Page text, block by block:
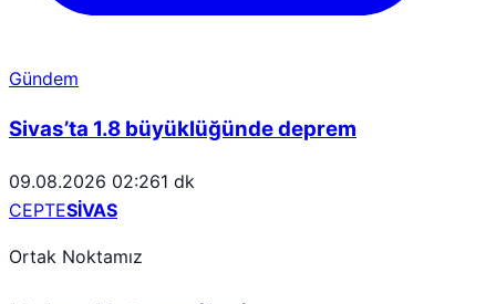
Gündem
Sivas’ta 1.8 büyüklüğünde deprem
09.08.2026 02:261 dk
CEPTESİVAS
Ortak Noktamız